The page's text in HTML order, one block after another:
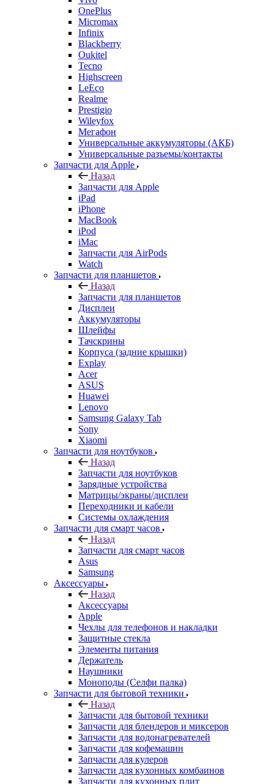
OnePlus
Micromax
Infinix
Blackberry
Oukitel
Tecno
Highscreen
LeEco
Realme
Prestigio
Wileyfox
Мегафон
Универсальные аккумуляторы (АКБ)
Универсальные разъемы/контакты
Запчасти для Apple
Назад
Запчасти для Apple
iPad
iPhone
MacBook
iPod
iMac
Запчасти для AirPods
Watch
Запчасти для планшетов
Назад
Запчасти для планшетов
Дисплеи
Аккумуляторы
Шлейфы
Тачскрины
Корпуса (задние крышки)
Explay
Acer
ASUS
Huawei
Lenovo
Samsung Galaxy Tab
Sony
Xiaomi
Запчасти для ноутбуков
Назад
Запчасти для ноутбуков
Зарядные устройства
Матрицы/экраны/дисплеи
Переходники и кабели
Системы охлаждения
Запчасти для смарт часов
Назад
Запчасти для смарт часов
Asus
Samsung
Аксессуары
Назад
Аксессуары
Apple
Чехлы для телефонов и накладки
Защитные стекла
Элементы питания
Держатель
Наушники
Моноподы (Селфи палка)
Запчасти для бытовой техники
Назад
Запчасти для бытовой техники
Запчасти для блендеров и миксеров
Запчасти для водонагревателей
Запчасти для кофемашин
Запчасти для кулеров
Запчасти для кухонных комбаинов
Запчасти для кухонных плит